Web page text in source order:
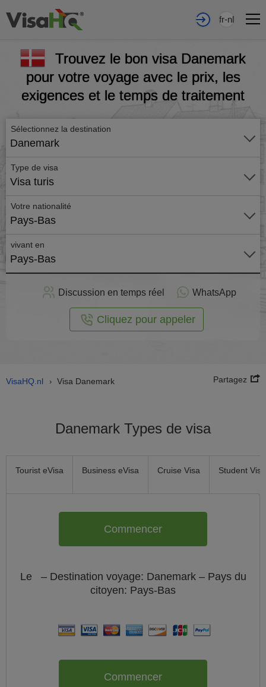
fr-nl
Trouvez le bon visa Danemark
pour votre voyage avec le prix, les
exigences et le temps de traitement
Sélectionnez la destination
Danemark
Type de visa
Visa turis
Votre nationalité
Pays-Bas
vivant en
Pays-Bas
Discussion en temps réel WhatsApp
Cliquez pour appeler
VisaHQ.nl › Visa Danemark Partagez
Danemark Types de visa
Tourist eVisa Business eVisa Cruise Visa Student Visa
Commencer
Le
– Destination voyage: Danemark – Pays du
citoyen: Pays-Bas
Commencer